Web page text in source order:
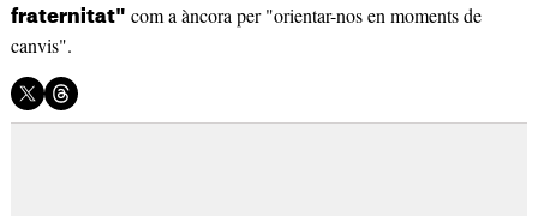
fraternitat" com a àncora per "orientar-nos en moments de
canvis".